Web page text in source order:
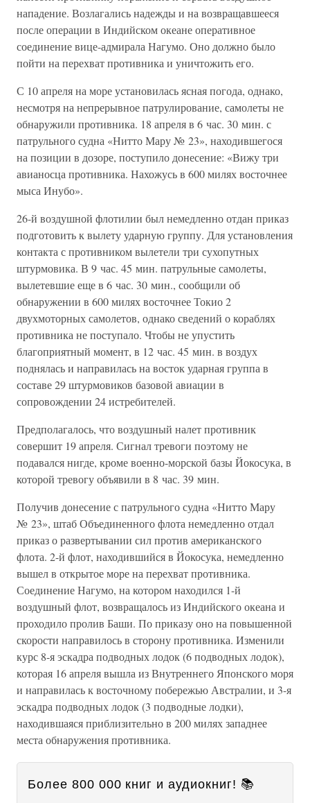
нападение. Возлагались надежды и на возвращавшееся
после операции в Индийском океане оперативное
соединение вице-адмирала Нагумо. Оно должно было
пойти на перехват противника и уничтожить его.
С 10 апреля на море установилась ясная погода, однако,
несмотря на непрерывное патрулирование, самолеты не
обнаружили противника. 18 апреля в 6 час. 30 мин. с
патрульного судна «Нитто Мару № 23», находившегося
на позиции в дозоре, поступило донесение: «Вижу три
авианосца противника. Нахожусь в 600 милях восточнее
мыса Инубо».
26-й воздушной флотилии был немедленно отдан приказ
подготовить к вылету ударную группу. Для установления
контакта с противником вылетели три сухопутных
штурмовика. В 9 час. 45 мин. патрульные самолеты,
вылетевшие еще в 6 час. 30 мин., сообщили об
обнаружении в 600 милях восточнее Токио 2
двухмоторных самолетов, однако сведений о кораблях
противника не поступало. Чтобы не упустить
благоприятный момент, в 12 час. 45 мин. в воздух
поднялась и направилась на восток ударная группа в
составе 29 штурмовиков базовой авиации в
сопровождении 24 истребителей.
Предполагалось, что воздушный налет противник
совершит 19 апреля. Сигнал тревоги поэтому не
подавался нигде, кроме военно-морской базы Йокосука, в
которой тревогу объявили в 8 час. 39 мин.
Получив донесение с патрульного судна «Нитто Мару
№ 23», штаб Объединенного флота немедленно отдал
приказ о развертывании сил против американского
флота. 2-й флот, находившийся в Йокосука, немедленно
вышел в открытое море на перехват противника.
Соединение Нагумо, на котором находился 1-й
воздушный флот, возвращалось из Индийского океана и
проходило пролив Баши. По приказу оно на повышенной
скорости направилось в сторону противника. Изменили
курс 8-я эскадра подводных лодок (6 подводных лодок),
которая 16 апреля вышла из Внутреннего Японского моря
и направилась к восточному побережью Австралии, и 3-я
эскадра подводных лодок (3 подводные лодки),
находившаяся приблизительно в 200 милях западнее
места обнаружения противника.
Более 800 000 книг и аудиокниг! 📚